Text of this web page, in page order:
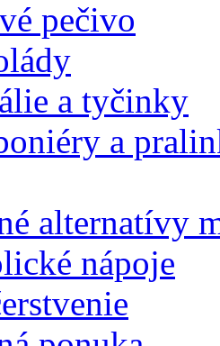
pečivo
a tyčinky
a
alternatívy
nápoje